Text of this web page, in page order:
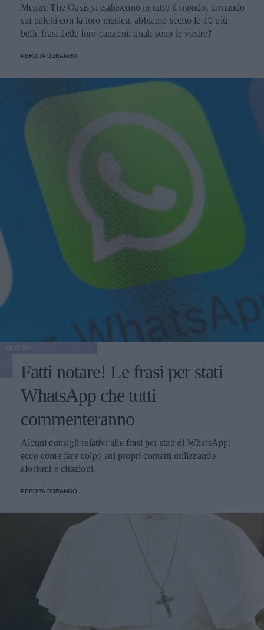
Mentre The Oasis si esibiscono in tutto il mondo, tornando
sui palchi con la loro musica, abbiamo scelto le 10 più
belle frasi delle loro canzoni: quali sono le vostre?
PERDITA DURANGO
Fatti notare! Le frasi per stati
WhatsApp che tutti
commenteranno
Alcuni consigli relativi alle frasi per stati di WhatsApp:
ecco come fare colpo sui propri contatti utilizzando
aforismi e citazioni.
PERDITA DURANGO